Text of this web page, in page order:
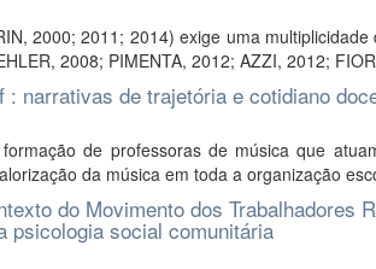
2000; 2011; 2014) exige uma
2008; PIMENTA, 2012; AZZI, 2012;
narrativas de trajetória e cotidiano
de professoras de música que
da música em toda a organização
do Movimento dos Trabalhadores
psicologia social comunitária